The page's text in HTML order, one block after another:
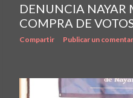
DENUNCIA NAYAR
COMPRA DE
Compartir Publicar un